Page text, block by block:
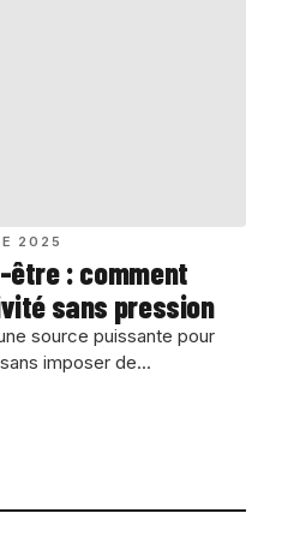
2025
être : comment
sans pression
source puissante pour
imposer de...